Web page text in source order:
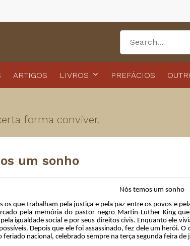
ARTIGOS LIVROS PREFÁCIOS
forma conviver.
um sonho
Nós temos um sonho
trabalham pela justiça e pela paz entre os povos e pela
pela memória do pastor negro Martin-Luther King
igualdade social e por seus direitos civis. Enquanto ele
Depois que ele foi assassinado, fez dele um herói.
feriado nacional, celebrado sempre na terça segunda feira